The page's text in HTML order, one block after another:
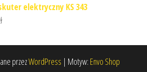
elektryczny KS 343
przezWordPress | Motyw: Envo Shop